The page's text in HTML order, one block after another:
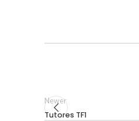
Newer
Tutores TF1